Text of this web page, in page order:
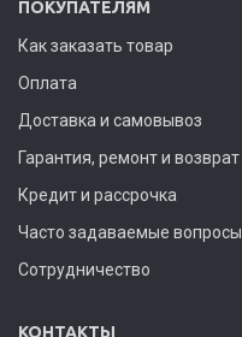
ПОКУПАТЕЛЯМ
Как заказать товар
Оплата
Доставка и самовывоз
Гарантия, ремонт и возврат
Кредит и рассрочка
Часто задаваемые вопросы
Сотрудничество
КОНТАКТЫ